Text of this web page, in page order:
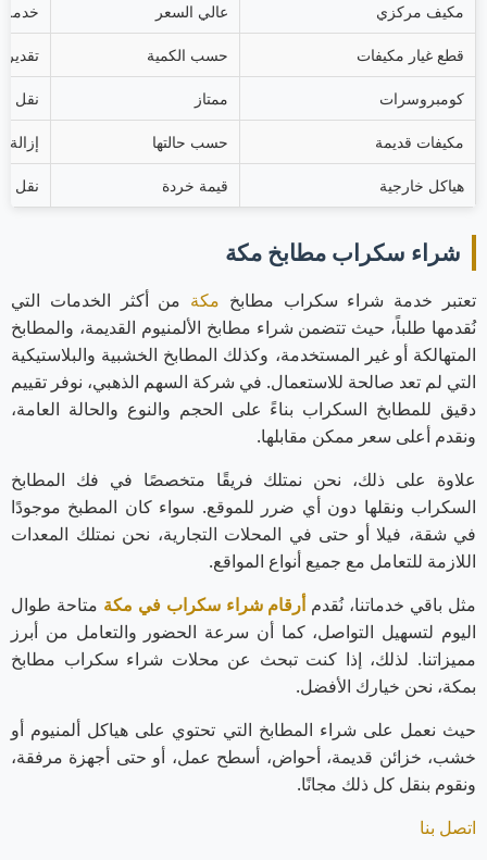
مكيف مركزي عالي السعر خدمة
قطع غيار مكيفات حسب الكمية
كومبروسرات ممتاز نقل
مكيفات قديمة حسب حالتها
هياكل خارجية قيمة خردة نقل
شراء سكراب مطابخ مكة
تعتبر خدمة شراء سكراب مطابخ مكة من أكثر الخدمات التي
نُقدمها طلباً، حيث تتضمن شراء مطابخ الألمنيوم القديمة، والمطابخ
المتهالكة أو غير المستخدمة، وكذلك المطابخ الخشبية والبلاستيكية
التي لم تعد صالحة للاستعمال. في شركة السهم الذهبي، نوفر تقييم
دقيق للمطابخ السكراب بناءً على الحجم والنوع والحالة العامة،
ونقدم أعلى سعر ممكن مقابلها.
علاوة على ذلك، نحن نمتلك فريقًا متخصصًا في فك المطابخ
السكراب ونقلها دون أي ضرر للموقع. سواء كان المطبخ موجودًا
في شقة، فيلا أو حتى في المحلات التجارية، نحن نمتلك المعدات
اللازمة للتعامل مع جميع أنواع المواقع.
مثل باقي خدماتنا، نُقدمأرقام شراء سكراب في مكة متاحة طوال
اليوم لتسهيل التواصل، كما أن سرعة الحضور والتعامل من أبرز
مميزاتنا. لذلك، إذا كنت تبحث عن محلات شراء سكراب مطابخ
بمكة، نحن خيارك الأفضل.
حيث نعمل على شراء المطابخ التي تحتوي على هياكل ألمنيوم أو
خشب، خزائن قديمة، أحواض، أسطح عمل، أو حتى أجهزة مرفقة،
ونقوم بنقل كل ذلك مجانًا.
اتصل بنا